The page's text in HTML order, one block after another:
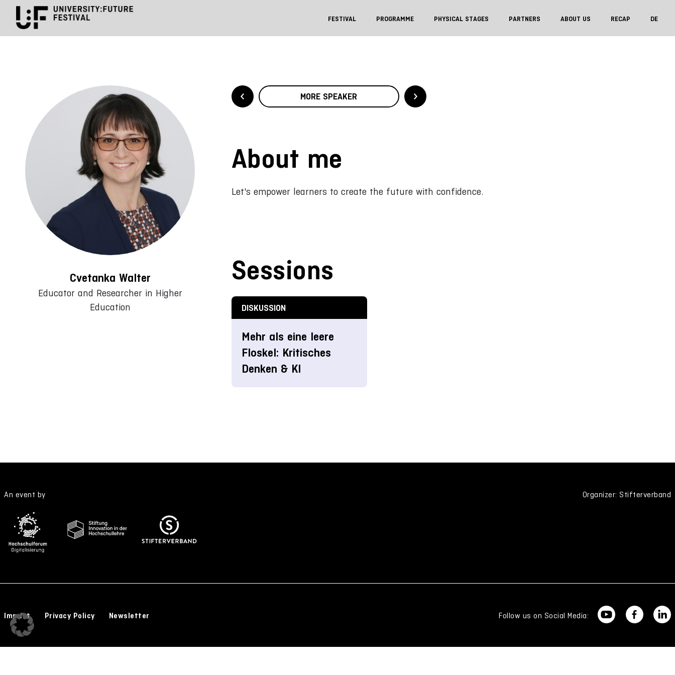
FESTIVAL PROGRAMME PHYSICAL STAGES PARTNERS ABOUT US RECAP DE
Cvetanka Walter
Educator and Researcher in Higher
Education
MORE SPEAKER
About me
Let's empower learners to create the future with confidence.
Sessions
DISKUSSION
Mehr als eine leere
Floskel: Kritisches
Denken & KI
An event by Organizer: Stifterverband
Imprint Privacy Policy Newsletter Follow us on Social Media: